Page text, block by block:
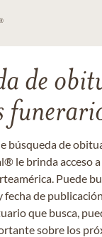
de
búsqueda de
le brinda acceso
Puede
fecha de
que busca,
sobre los